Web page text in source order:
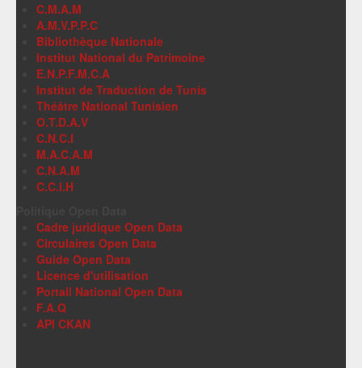
C.M.A.M
A.M.V.P.P.C
Bibliothèque Nationale
Institut National du Patrimoine
E.N.P.F.M.C.A
Institut de Traduction de Tunis
Théâtre National Tunisien
O.T.D.A.V
C.N.C.I
M.A.C.A.M
C.N.A.M
C.C.I.H
Cadre juridique Open Data
Circulaires Open Data
Guide Open Data
Licence d'utilisation
Portail National Open Data
F.A.Q
API CKAN